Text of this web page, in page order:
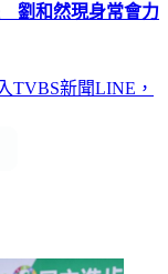
劉和然現身常會力
TVBS新聞LINE，